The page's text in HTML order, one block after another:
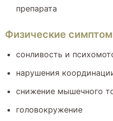
препарата
Физические
сонливость и
нарушения
снижение мышечного
головокружение